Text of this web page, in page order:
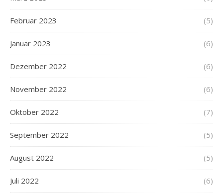
Februar 2023 (5)
Januar 2023 (6)
Dezember 2022 (6)
November 2022 (6)
Oktober 2022 (7)
September 2022 (5)
August 2022 (5)
Juli 2022 (6)